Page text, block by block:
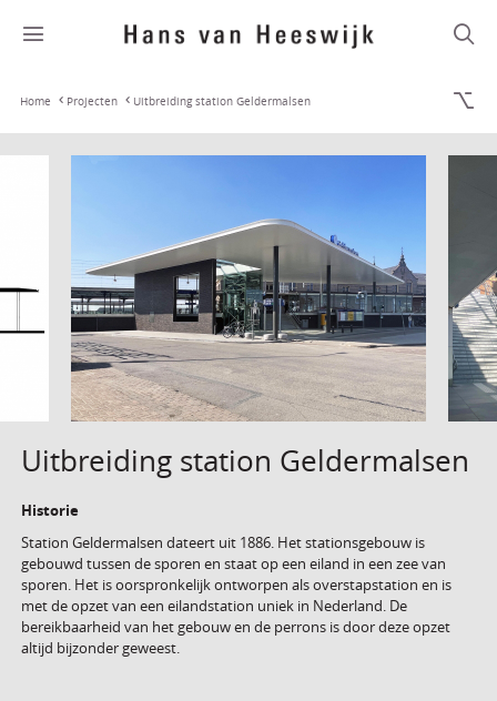
Home Projecten Uitbreiding station Geldermalsen
Uitbreiding station Geldermalsen
Historie
Station Geldermalsen dateert uit 1886. Het stationsgebouw is
gebouwd tussen de sporen en staat op een eiland in een zee van
sporen. Het is oorspronkelijk ontworpen als overstapstation en is
met de opzet van een eilandstation uniek in Nederland. De
bereikbaarheid van het gebouw en de perrons is door deze opzet
altijd bijzonder geweest.